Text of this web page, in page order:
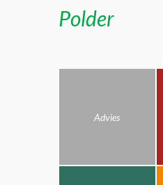
Polder
Advies